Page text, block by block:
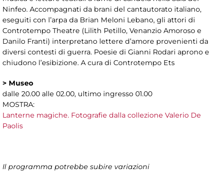
Ninfeo. Accompagnati da brani del cantautorato italiano,
eseguiti con l’arpa da Brian Meloni Lebano, gli attori di
Controtempo Theatre (Lilith Petillo, Venanzio Amoroso e
Danilo Franti) interpretano lettere d’amore provenienti da
diversi contesti di guerra. Poesie di Gianni Rodari aprono e
chiudono l’esibizione. A cura di Controtempo Ets
> Museo
dalle 20.00 alle 02.00, ultimo ingresso 01.00
MOSTRA:
Lanterne magiche. Fotografie dalla collezione Valerio De
Paolis
Il programma potrebbe subire variazioni